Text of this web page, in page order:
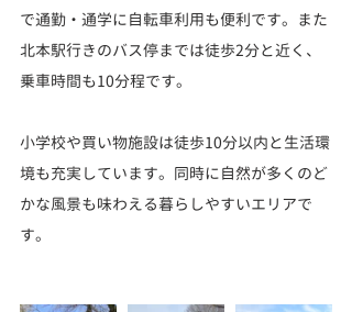
で通勤・通学に自転車利用も便利です。また
北本駅行きのバス停までは徒歩2分と近く、
乗車時間も10分程です。
小学校や買い物施設は徒歩10分以内と生活環
境も充実しています。同時に自然が多くのど
かな風景も味わえる暮らしやすいエリアで
す。